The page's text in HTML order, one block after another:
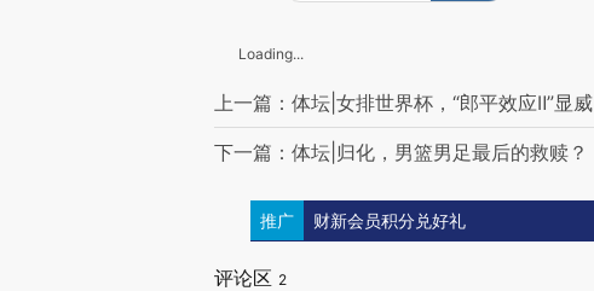
Loading...
上一篇：体坛|女排世界杯，“郎平效应Ⅱ”显威
下一篇：体坛|归化，男篮男足最后的救赎？
推广 财新会员积分兑好礼
评论区 2